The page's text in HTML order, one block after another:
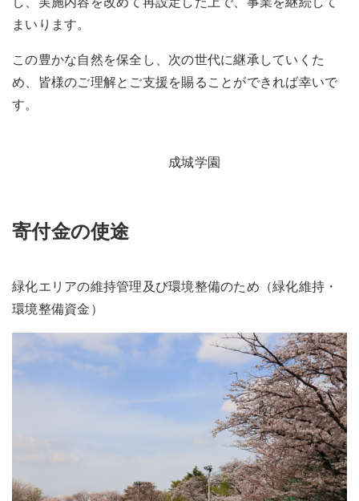
まいります。
この豊かな自然を保全し、次の世代に継承していくた
め、皆様のご理解とご支援を賜ることができれば幸いで
す。
成城学園
寄付金の使途
緑化エリアの維持管理及び環境整備のため（緑化維持・
環境整備資金）